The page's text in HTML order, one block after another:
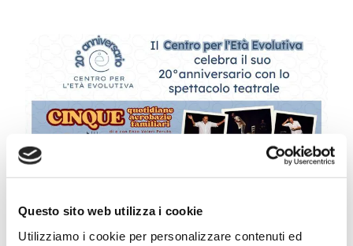
Questo sito web utilizza i cookie
Utilizziamo i cookie per personalizzare contenuti ed
Festeggiamo insieme i 20 anni del